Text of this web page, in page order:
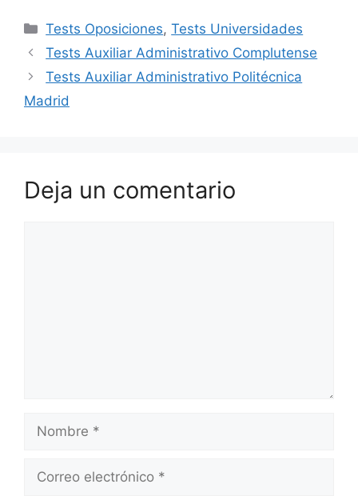
Categorías
Tests Oposiciones,Tests Universidades
Tests Auxiliar Administrativo Complutense
Tests Auxiliar Administrativo Politécnica
Madrid
Deja un comentario
electrónico